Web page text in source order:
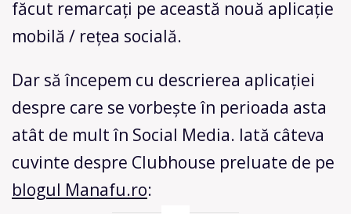
făcut remarcați pe această nouă aplicație
mobilă / rețea socială.
Dar să începem cu descrierea aplicației
despre care se vorbește în perioada asta
atât de mult în Social Media. Iată câteva
cuvinte despre Clubhouse preluate de pe
blogul Manafu.ro: